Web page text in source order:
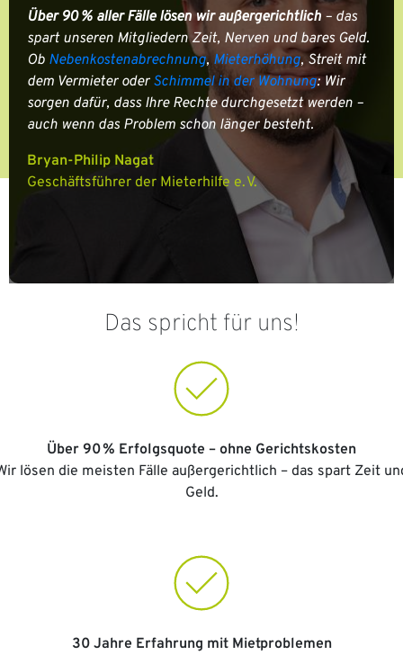
Über 90 % aller Fälle lösen wir außergerichtlich – das
spart unseren Mitgliedern Zeit, Nerven und bares Geld.
Ob Nebenkostenabrechnung, Mieterhöhung, Streit mit
dem Vermieter oder Schimmel in der Wohnung: Wir
sorgen dafür, dass Ihre Rechte durchgesetzt werden –
auch wenn das Problem schon länger besteht.
Bryan-Philip Nagat
Geschäftsführer der Mieterhilfe e. V.
Das spricht für uns!
Über 90 % Erfolgsquote – ohne Gerichtskosten
lösen die meisten Fälle außergerichtlich – das spart Zeit
Geld.
30 Jahre Erfahrung mit Mietproblemen